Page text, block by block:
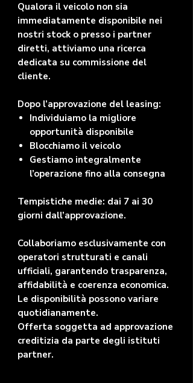
Qualora il veicolo non sia
immediatamente disponibile nei
nostri stock o presso i partner
diretti, attiviamo una ricerca
dedicata su commissione del
cliente.
Dopo l’approvazione del leasing:
Individuiamo la migliore
opportunità disponibile
Blocchiamo il veicolo
Gestiamo integralmente
l’operazione fino alla consegna
Tempistiche medie: dai 7 ai 30
giorni dall’approvazione.
Collaboriamo esclusivamente con
operatori strutturati e canali
ufficiali, garantendo trasparenza,
affidabilità e coerenza economica.
Le disponibilità possono variare
quotidianamente.
Offerta soggetta ad approvazione
creditizia da parte degli istituti
partner.